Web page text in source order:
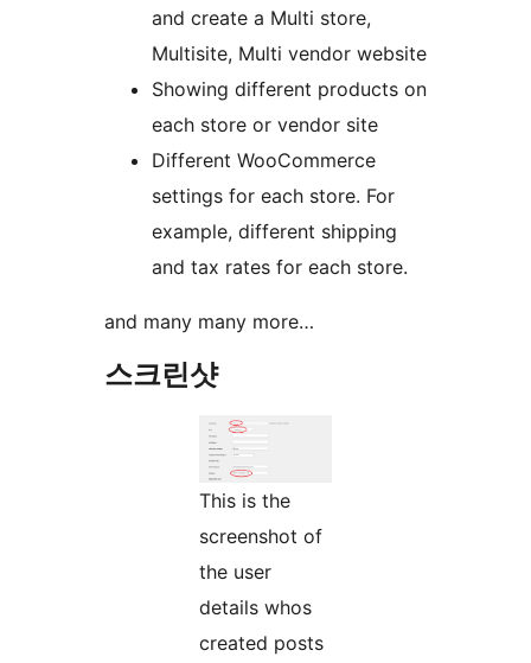
and create a Multi store,
Multisite, Multi vendor website
Showing different products on
each store or vendor site
Different WooCommerce
settings for each store. For
example, different shipping
and tax rates for each store.
and many many more…
스크린샷
This is the
screenshot of
the user
details whos
created posts